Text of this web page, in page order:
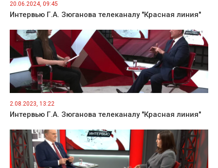
20.06.2024, 09:45
Интервью Г.А. Зюганова телеканалу "Красная линия"
2.08.2023, 13:22
Интервью Г.А. Зюганова телеканалу "Красная линия"